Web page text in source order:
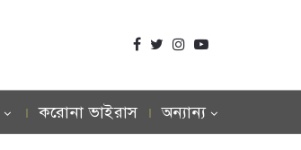
করোনা ভাইরাস অন্যান্য